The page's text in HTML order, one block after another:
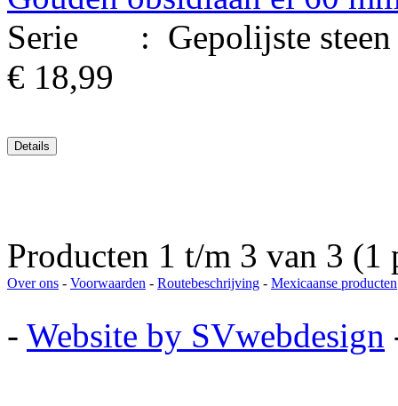
Serie : Gepolijste steen
€ 18,99
Producten 1 t/m 3 van 3 (1
Over ons - Voorwaarden - Routebeschrijving - Mexicaanse producten
- Website by SVwebdesign